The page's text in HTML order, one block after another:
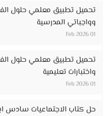
تحميل تطبيق معلمي حلول
وواجباتي المدرسية
01 Feb 2026
تحميل تطبيق معلمي حلول
واختبارات تعليمية
01 Feb 2026
حل كتاب الاجتماعيات سادس